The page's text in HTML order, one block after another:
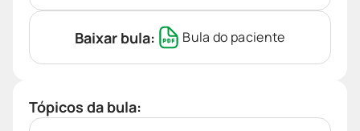
10º
Baixar bula: Bula do paciente
Tópicos da bula: